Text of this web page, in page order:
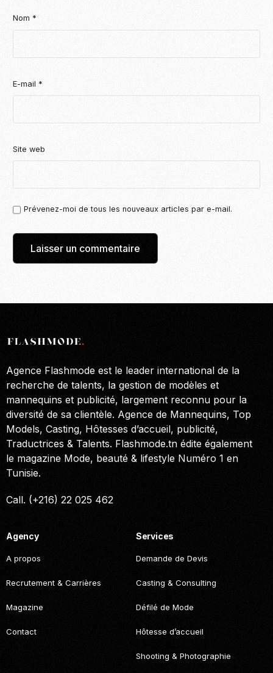
Nom *
E-mail *
Site web
Prévenez-moi de tous les nouveaux articles par e-mail.
Agence Flashmode est le leader international de la
recherche de talents, la gestion de modèles et
mannequins et publicité, largement reconnu pour la
diversité de sa clientèle. Agence de Mannequins, Top
Models, Casting, Hôtesses d’accueil, publicité,
Traductrices & Talents. Flashmode.tn édite également
le magazine Mode, beauté & lifestyle Numéro 1 en
Tunisie.
Call. (+216) 22 025 462
Agency
A propos
Recrutement & Carrières
Magazine
Contact
Services
Demande de Devis
Casting & Consulting
Défilé de Mode
Hôtesse d’accueil
Shooting & Photographie